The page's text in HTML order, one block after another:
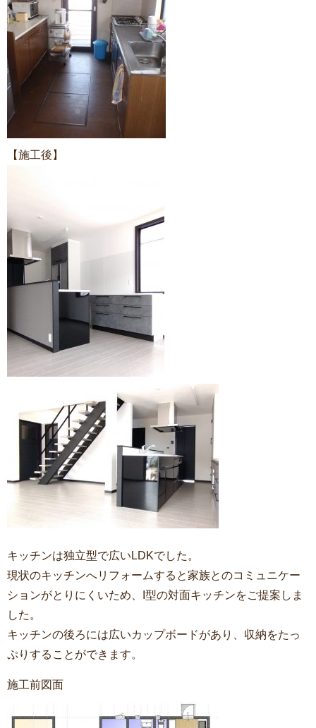
【施工後】
キッチンは独立型で広いLDKでした。
現状のキッチンへリフォームすると家族とのコミュニケー
ションがとりにくいため、I型の対面キッチンをご提案しま
した。
キッチンの後ろには広いカップボードがあり、収納をたっ
ぷりすることができます。
施工前図面